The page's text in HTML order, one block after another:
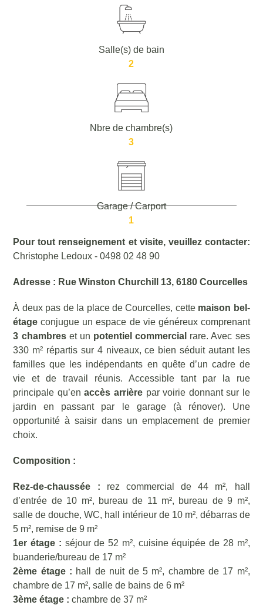
Salle(s) de bain
2
Nbre de chambre(s)
3
Garage / Carport
1
Pour tout renseignement et visite, veuillez contacter:
Christophe Ledoux - 0498 02 48 90
Adresse : Rue Winston Churchill 13, 6180 Courcelles
À deux pas de la place de Courcelles, cette maison bel-
étage conjugue un espace de vie généreux comprenant
3 chambreset un potentiel commercial rare. Avec ses
330 m² répartis sur 4 niveaux, ce bien séduit autant les
familles que les indépendants en quête d’un cadre de
vie et de travail réunis. Accessible tant par la rue
principale qu’en accès arrièrepar voirie donnant sur le
jardin en passant par le garage (à rénover). Une
opportunité à saisir dans un emplacement de premier
choix.
Composition :
Rez-de-chaussée : rez commercial de 44 m², hall
d’entrée de 10 m², bureau de 11 m², bureau de 9 m²,
salle de douche, WC, hall intérieur de 10 m², débarras de
5 m², remise de 9 m²
1er étage : séjour de 52 m², cuisine équipée de 28 m²,
buanderie/bureau de 17 m²
2ème étage : hall de nuit de 5 m², chambre de 17 m²,
chambre de 17 m², salle de bains de 6 m²
3ème étage : chambre de 37 m²